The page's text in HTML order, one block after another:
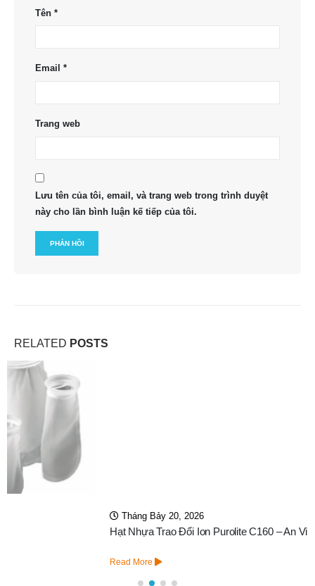
Tên *
Email *
Trang web
Lưu tên của tôi, email, và trang web trong trình duyệt
này cho lần bình luận kế tiếp của tôi.
RELATED POSTS
Hạt Nhựa Trao Đổi Ion Purolite C160 – An Vi Group